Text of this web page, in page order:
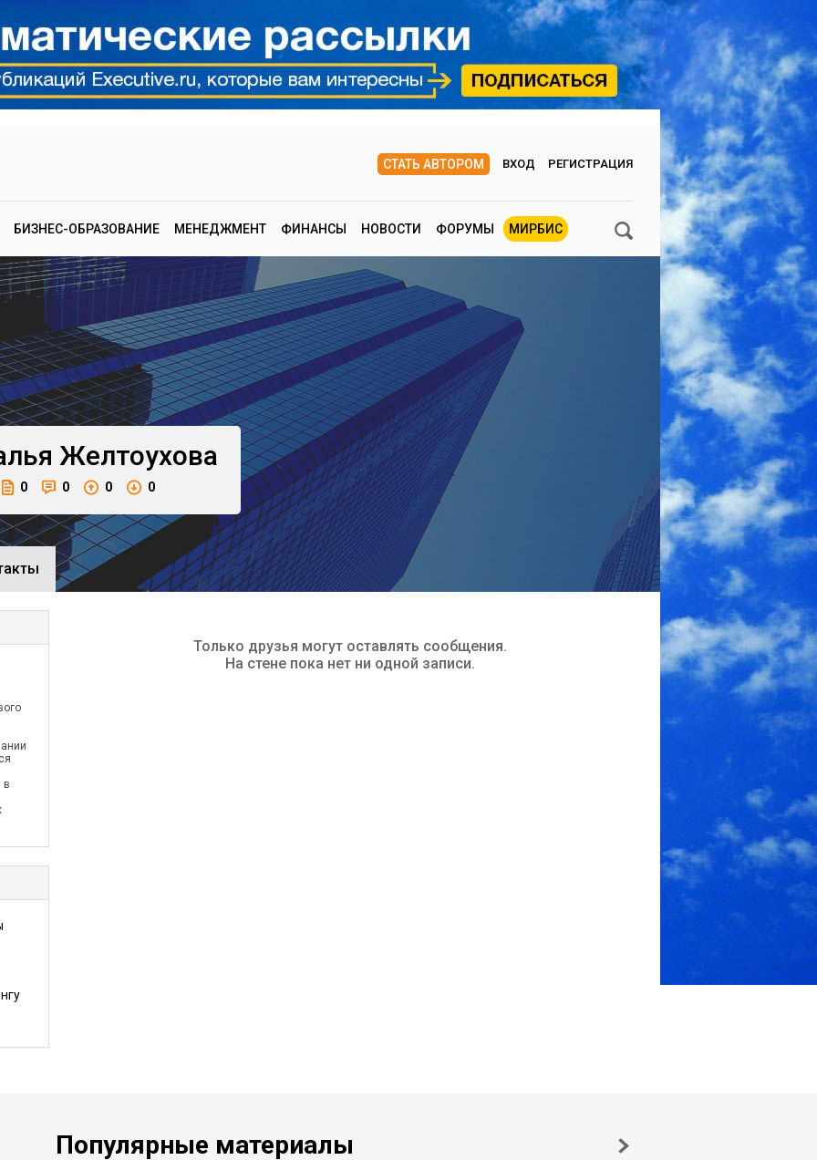
СТАТЬ АВТОРОМ ВХОД РЕГИСТРАЦИЯ
БИЗНЕС-ОБРАЗОВАНИЕ МЕНЕДЖМЕНТ ФИНАНСЫ НОВОСТИ ФОРУМЫ МИРБИС
Желтоухова
0 0 0 0
в
Только друзья могут оставлять сообщения.
На стене пока нет ни одной записи.
Популярные материалы